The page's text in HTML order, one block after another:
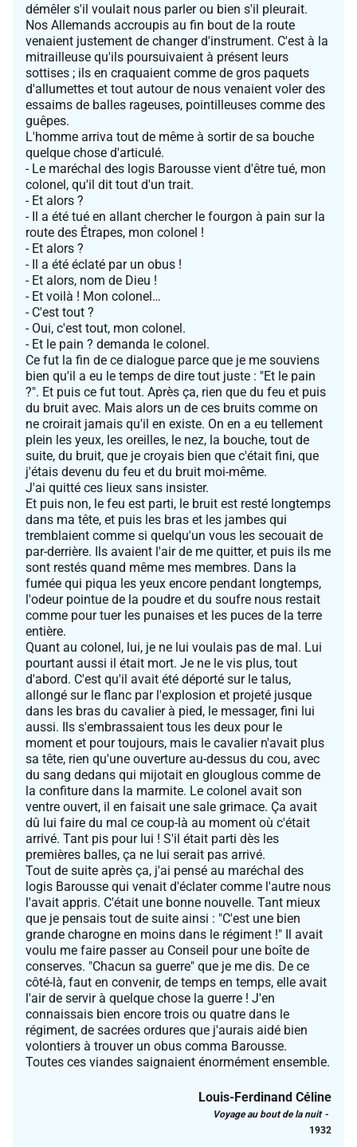
démêler s'il voulait nous parler ou bien s'il pleurait.
Nos Allemands accroupis au fin bout de la route
venaient justement de changer d'instrument. C'est à la
mitrailleuse qu'ils poursuivaient à présent leurs
sottises ; ils en craquaient comme de gros paquets
d'allumettes et tout autour de nous venaient voler des
essaims de balles rageuses, pointilleuses comme des
guêpes.
L'homme arriva tout de même à sortir de sa bouche
quelque chose d'articulé.
- Le maréchal des logis Barousse vient d'être tué, mon
colonel, qu'il dit tout d'un trait.
- Et alors ?
- Il a été tué en allant chercher le fourgon à pain sur la
route des Étrapes, mon colonel !
- Et alors ?
- Il a été éclaté par un obus !
- Et alors, nom de Dieu !
- Et voilà ! Mon colonel…
- C'est tout ?
- Oui, c'est tout, mon colonel.
- Et le pain ? demanda le colonel.
Ce fut la fin de ce dialogue parce que je me souviens
bien qu'il a eu le temps de dire tout juste : "Et le pain
?". Et puis ce fut tout. Après ça, rien que du feu et puis
du bruit avec. Mais alors un de ces bruits comme on
ne croirait jamais qu'il en existe. On en a eu tellement
plein les yeux, les oreilles, le nez, la bouche, tout de
suite, du bruit, que je croyais bien que c'était fini, que
j'étais devenu du feu et du bruit moi-même.
J'ai quitté ces lieux sans insister.
Et puis non, le feu est parti, le bruit est resté longtemps
dans ma tête, et puis les bras et les jambes qui
tremblaient comme si quelqu'un vous les secouait de
par-derrière. Ils avaient l'air de me quitter, et puis ils me
sont restés quand même mes membres. Dans la
fumée qui piqua les yeux encore pendant longtemps,
l'odeur pointue de la poudre et du soufre nous restait
comme pour tuer les punaises et les puces de la terre
entière.
Quant au colonel, lui, je ne lui voulais pas de mal. Lui
pourtant aussi il était mort. Je ne le vis plus, tout
d'abord. C'est qu'il avait été déporté sur le talus,
allongé sur le flanc par l'explosion et projeté jusque
dans les bras du cavalier à pied, le messager, fini lui
aussi. Ils s'embrassaient tous les deux pour le
moment et pour toujours, mais le cavalier n'avait plus
sa tête, rien qu'une ouverture au-dessus du cou, avec
du sang dedans qui mijotait en glouglous comme de
la confiture dans la marmite. Le colonel avait son
ventre ouvert, il en faisait une sale grimace. Ça avait
dû lui faire du mal ce coup-là au moment où c'était
arrivé. Tant pis pour lui ! S'il était parti dès les
premières balles, ça ne lui serait pas arrivé.
Tout de suite après ça, j'ai pensé au maréchal des
logis Barousse qui venait d'éclater comme l'autre nous
l'avait appris. C'était une bonne nouvelle. Tant mieux
que je pensais tout de suite ainsi : "C'est une bien
grande charogne en moins dans le régiment !" Il avait
voulu me faire passer au Conseil pour une boîte de
conserves. "Chacun sa guerre" que je me dis. De ce
côté-là, faut en convenir, de temps en temps, elle avait
l'air de servir à quelque chose la guerre ! J'en
connaissais bien encore trois ou quatre dans le
régiment, de sacrées ordures que j'aurais aidé bien
volontiers à trouver un obus comma Barousse.
Toutes ces viandes saignaient énormément ensemble.
Louis-Ferdinand Céline
Voyage au bout de la nuit
1932